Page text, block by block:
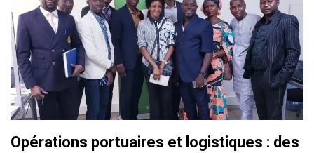
Opérations portuaires et logistiques : des